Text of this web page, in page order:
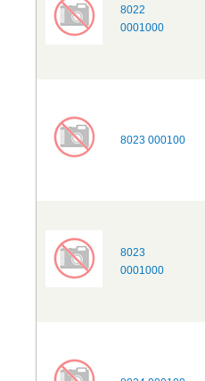
8022
0001000
8023 000100
8023
0001000